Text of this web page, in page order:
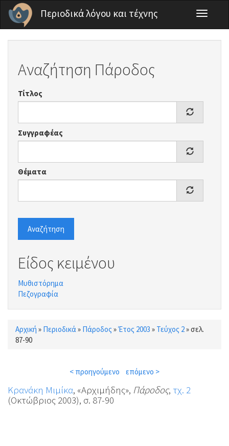
Παράκαμψη προς το κυρίως περιεχόμενο
Περιοδικά λόγου και τέχνης
Toggle
Αναζήτηση Πάροδος
Τίτλος
Συγγραφέας
Θέματα
Αναζήτηση
Είδος κειμένου
Μυθιστόρημα
Πεζογραφία
Είστε εδώ
Αρχική » Περιοδικά » Πάροδος »Έτος 2003 » Τεύχος 2»σελ.
87-90
< προηγούμενο επόμενο >
Κρανάκη Μιμίκα, «Αρχιμήδης», Πάροδος, τχ. 2
(Οκτώβριος 2003), σ. 87-90